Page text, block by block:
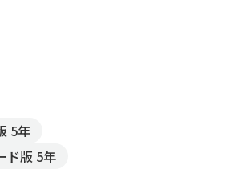
5年
ド版 5年